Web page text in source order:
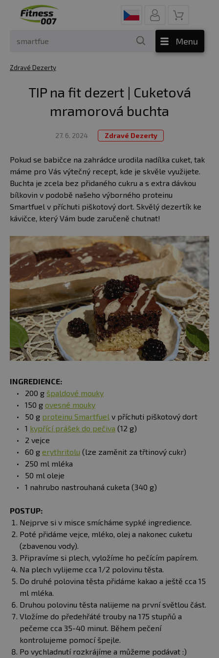
Menu
Zdravé Dezerty
TIP na fit dezert | Cuketová
mramorová buchta
27. 6. 2024 Zdravé Dezerty
Pokud se babičce na zahrádce urodila nadílka cuket, tak
máme pro Vás výtečný recept, kde je skvěle využijete.
Buchta je zcela bez přidaného cukru a s extra dávkou
bílkovin v podobě našeho výborného proteinu
Smartfuel v příchuti piškotový dort. Skvělý dezertík ke
kávičce, který Vám bude zaručeně chutnat!
INGREDIENCE:
200 g špaldové mouky
150 g ovesné mouky
50 g proteinu Smartfuel v příchuti piškotový dort
1 kypřící prášek do pečiva (12 g)
2 vejce
60 g erythritolu (lze zaměnit za třtinový cukr)
250 ml mléka
50 ml oleje
1 nahrubo nastrouhaná cuketa (340 g)
POSTUP:
Nejprve si v misce smícháme sypké ingredience.
Poté přidáme vejce, mléko, olej a nakonec cuketu
(zbavenou vody).
Připravíme si plech, vyložíme ho pečícím papírem.
Na plech vylijeme cca 1/2 polovinu těsta.
Do druhé polovina těsta přidáme kakao a ještě cca 15
ml mléka.
Druhou polovinu těsta nalijeme na první světlou část.
Vložíme do předehřáté trouby na 175 stupňů a
pečeme cca 35-40 minut. Během pečení
kontrolujeme pomocí špejle.
Po vychladnutí rozkrájíme a můžeme podávat :)